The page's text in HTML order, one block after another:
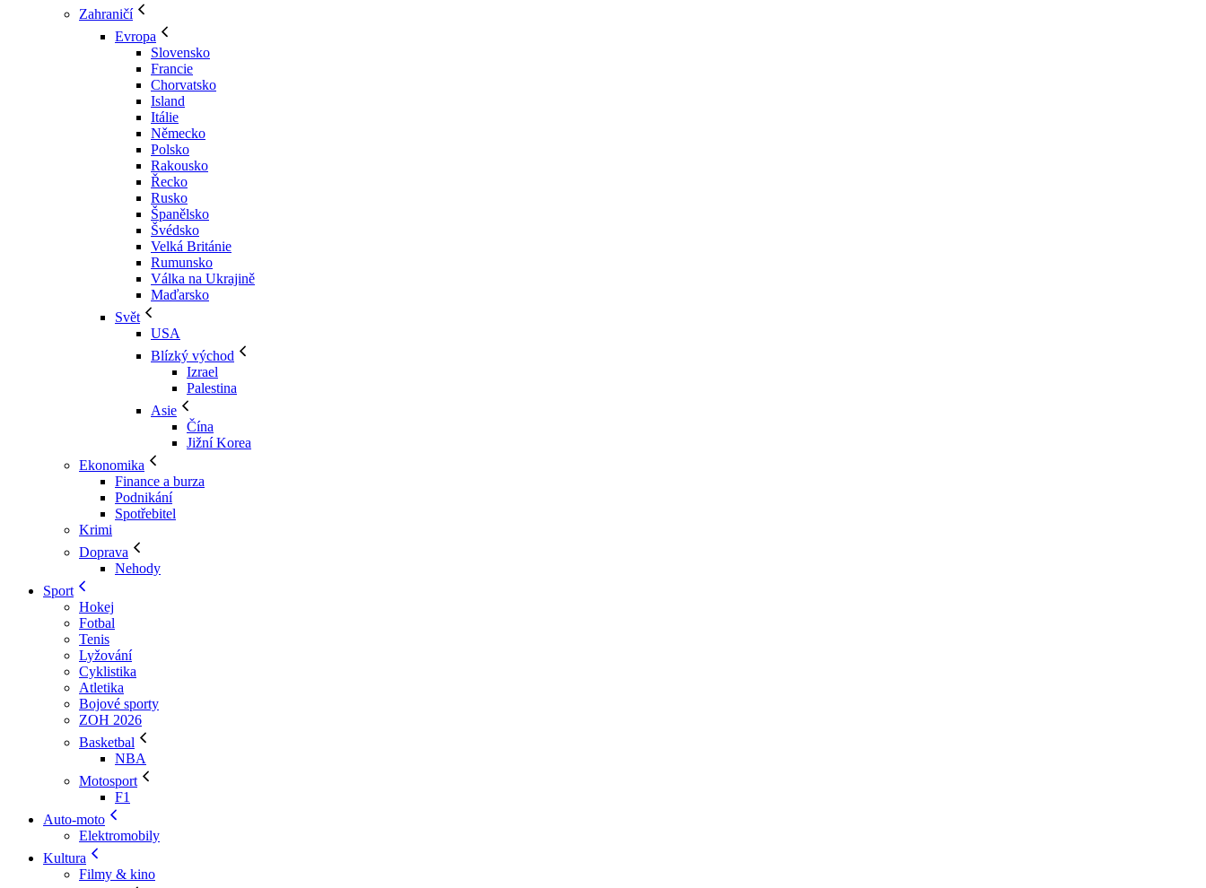
Zahraničí
Evropa
Slovensko
Francie
Chorvatsko
Island
Itálie
Německo
Polsko
Rakousko
Řecko
Rusko
Španělsko
Švédsko
Velká Británie
Rumunsko
Válka na Ukrajině
Maďarsko
Svět
USA
Blízký východ
Izrael
Palestina
Asie
Čína
Jižní Korea
Ekonomika
Finance a burza
Podnikání
Spotřebitel
Krimi
Doprava
Nehody
Sport
Hokej
Fotbal
Tenis
Lyžování
Cyklistika
Atletika
Bojové sporty
ZOH 2026
Basketbal
NBA
Motosport
F1
Auto-moto
Elektromobily
Kultura
Filmy & kino